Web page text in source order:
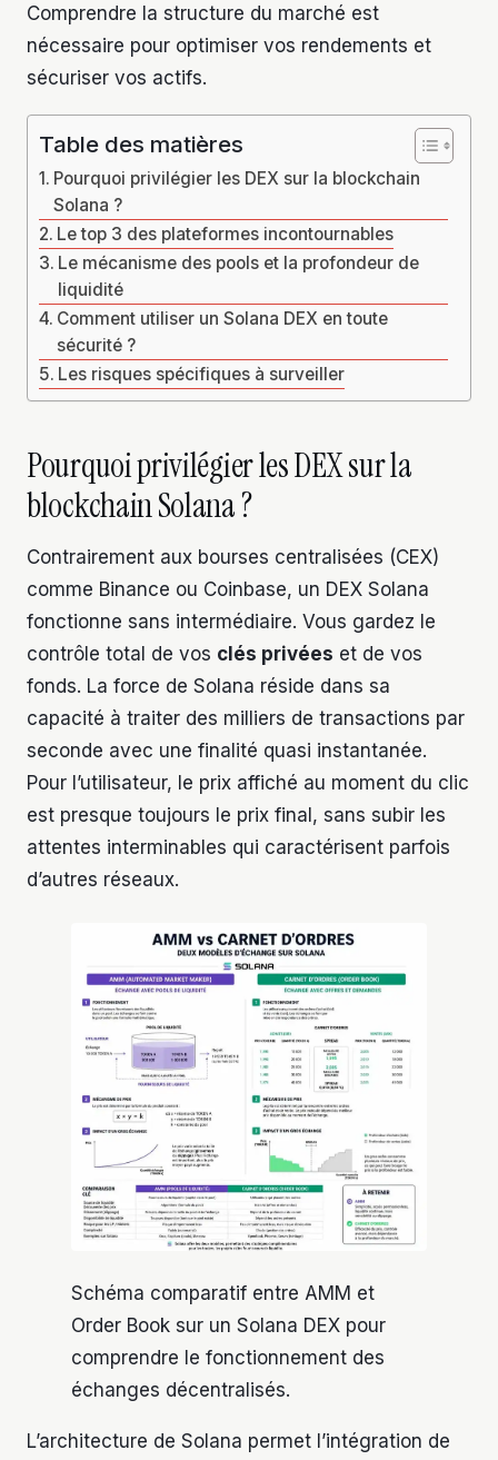
Comprendre la structure du marché est
nécessaire pour optimiser vos rendements et
sécuriser vos actifs.
Table des matières
Pourquoi privilégier les DEX sur la blockchain
Solana ?
Le top 3 des plateformes incontournables
Le mécanisme des pools et la profondeur de
liquidité
Comment utiliser un Solana DEX en toute
sécurité ?
Les risques spécifiques à surveiller
Pourquoi privilégier les DEX sur la
blockchain Solana ?
Contrairement aux bourses centralisées (CEX)
comme Binance ou Coinbase, un DEX Solana
fonctionne sans intermédiaire. Vous gardez le
contrôle total de vos clés privées et de vos
fonds. La force de Solana réside dans sa
capacité à traiter des milliers de transactions par
seconde avec une finalité quasi instantanée.
Pour l’utilisateur, le prix affiché au moment du clic
est presque toujours le prix final, sans subir les
attentes interminables qui caractérisent parfois
d’autres réseaux.
Schéma comparatif entre AMM et
Order Book sur un Solana DEX pour
comprendre le fonctionnement des
échanges décentralisés.
L’architecture de Solana permet l’intégration de